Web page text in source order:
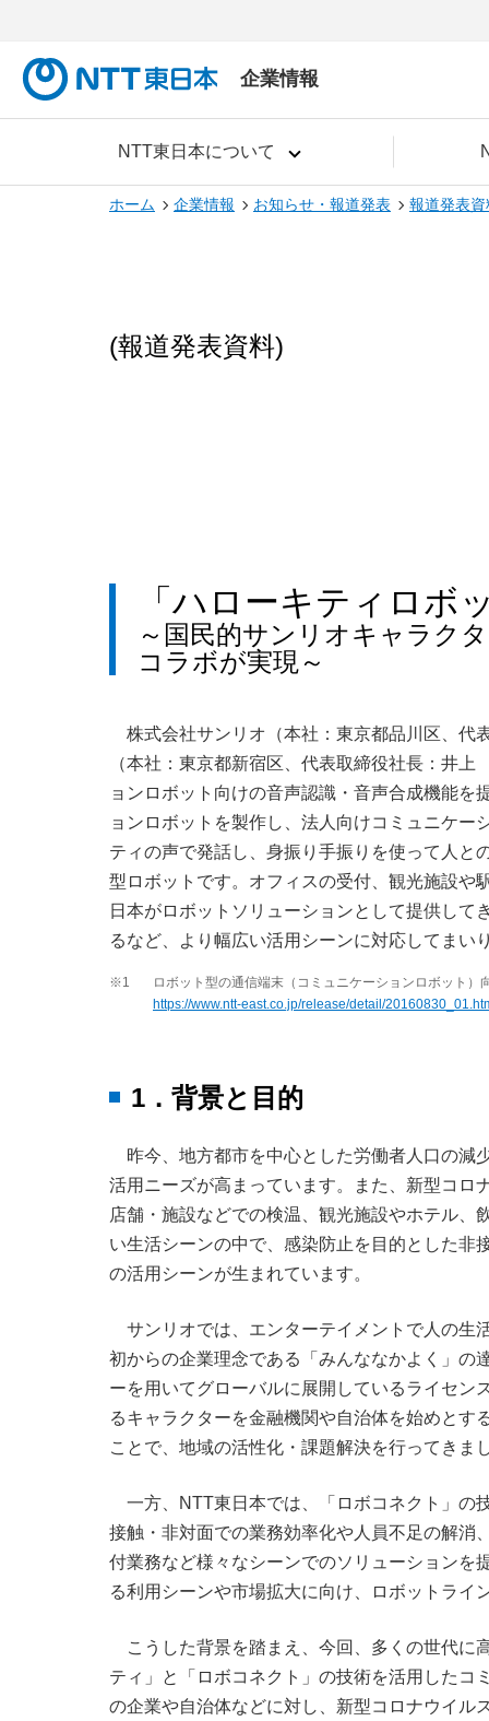
企業情報
NTT東日本について
ホーム 企業情報 お知らせ・報道発表 報道発表資
(報道発表資料)
「ハローキティロボ
～国民的サンリオキャラク
コラボが実現～
株式会社サンリオ（本社：東京都品川区、
（本社：東京都新宿区、代表取締役社長：井
ョンロボット向けの音声認識・音声合成機能を
ョンロボットを製作し、法人向けコミュニケ
ティの声で発話し、身振り手振りを使って人と
型ロボットです。オフィスの受付、観光施設や
日本がロボットソリューションとして提供し
るなど、より幅広い活用シーンに対応してまい
※1
ロボット型の通信端末（コミュニケーションロボット
https://www.ntt-east.co.jp/release/detail/
1．背景と目的
昨今、地方都市を中心とした労働者人口の減
活用ニーズが高まっています。また、新型コロ
店舗・施設などでの検温、観光施設やホテル、
い生活シーンの中で、感染防止を目的とした非
の活用シーンが生まれています。
サンリオでは、エンターテイメントで人の生
初からの企業理念である「みんななかよく」の
ーを用いてグローバルに展開しているライセン
るキャラクターを金融機関や自治体を始めとす
ことで、地域の活性化・課題解決を行ってきま
一方、NTT東日本では、「ロボコネクト」の
接触・非対面での業務効率化や人員不足の解消
付業務など様々なシーンでのソリューションを
る利用シーンや市場拡大に向け、ロボットライ
こうした背景を踏まえ、今回、多くの世代に
ティ」と「ロボコネクト」の技術を活用したコ
の企業や自治体などに対し、新型コロナウイル